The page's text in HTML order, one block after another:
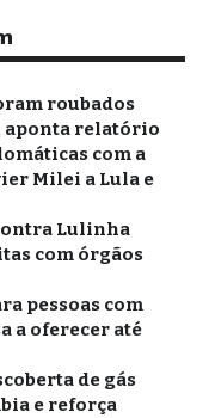
roubados
aponta relatório
com a
Milei a Lula e
Lulinha
com órgãos
pessoas com
a oferecer até
de gás
e reforça